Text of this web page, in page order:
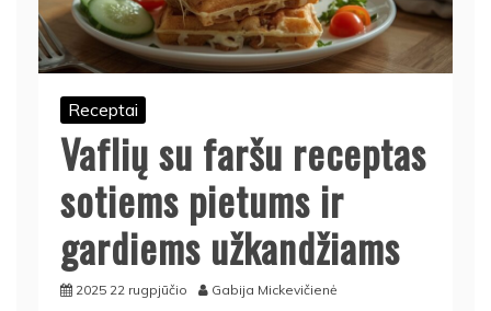
Receptai
Vaflių su faršu receptas
sotiems pietums ir
gardiems užkandžiams
2025 22 rugpjūčio Gabija Mickevičienė